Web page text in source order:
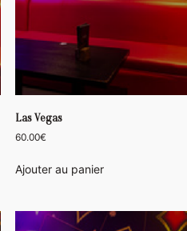
Las Vegas
60.00€
Ajouter au panier